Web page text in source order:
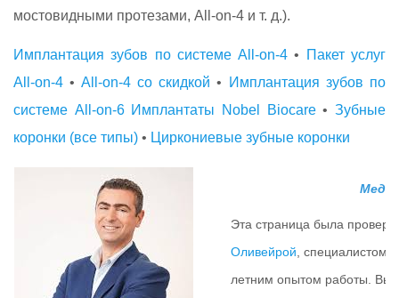
мостовидными протезами, All-on-4 и т. д.).
Имплантация зубов по системе All-on-4 •
Пакет услуг
All-on-4 • All-on-4 со скидкой •
Имплантация зубов по
системе All-on-6 Имплантаты Nobel Biocare•Зубные
коронки (все типы) • Циркониевые зубные коронки
Эта страница была
Оливейрой , специалистом
летним опытом работы.